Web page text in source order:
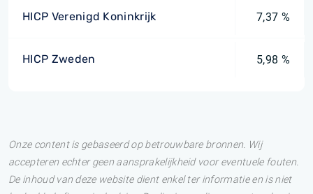
HICP Verenigd Koninkrijk 7,37 %
HICP Zweden 5,98 %
Onze content is gebaseerd op betrouwbare bronnen. Wij
accepteren echter geen aansprakelijkheid voor eventuele fouten.
De inhoud van deze website dient enkel ter informatie en is niet